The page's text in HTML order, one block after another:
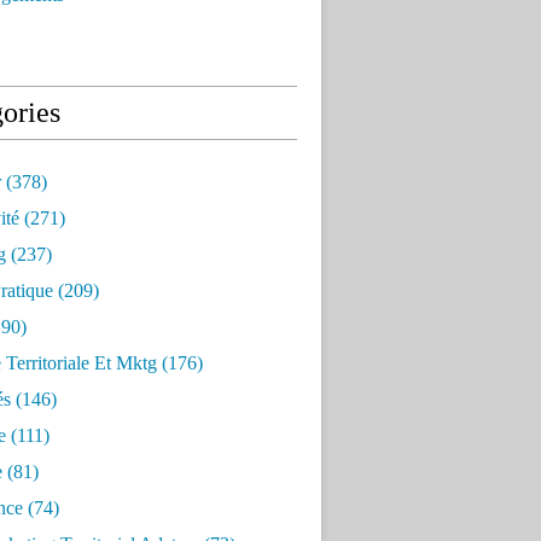
(378)
(271)
(237)
(209)
Territoriale Et Mktg (176)
(146)
(111)
(81)
(74)